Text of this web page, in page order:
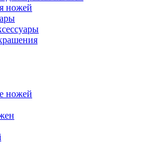
ножей
ножей